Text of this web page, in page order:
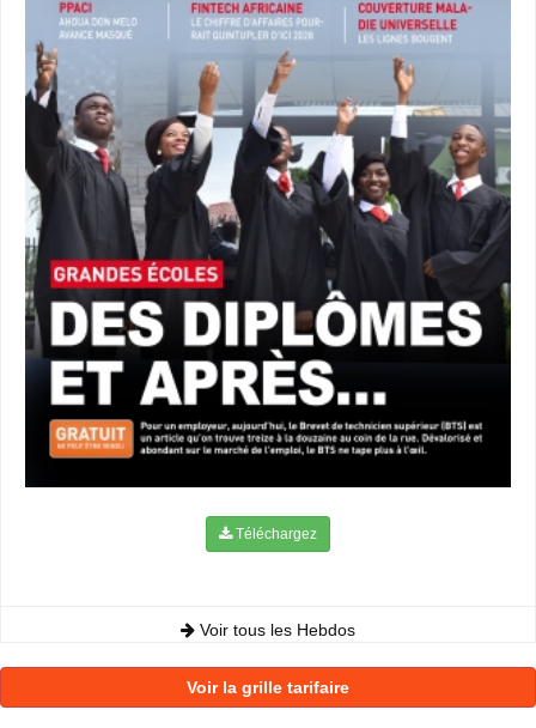
Téléchargez
Voir tous les Hebdos
Voir la grille tarifaire